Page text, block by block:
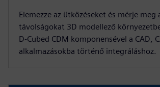
Elemezze az ütközéseket és mérje meg
távolságokat 3D modellező
D-Cubed CDM komponensével a CAD,
alkalmazásokba történő integráláshoz.